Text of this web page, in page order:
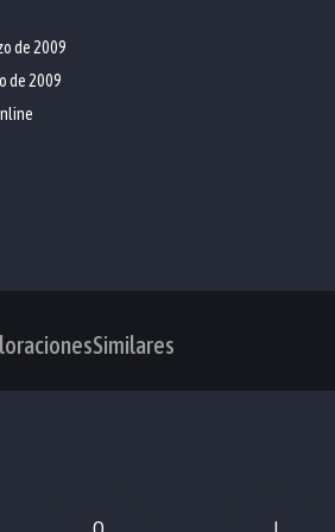
de 2009
de 2009
Similares